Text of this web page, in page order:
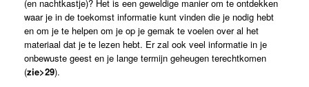
(en nachtkastje)? Het is een geweldige manier om te ontdekken
waar je in de toekomst informatie kunt vinden die je nodig hebt
en om je te helpen om je op je gemak te voelen over al het
materiaal dat je te lezen hebt. Er zal ook veel informatie in je
onbewuste geest en je lange termijn geheugen terechtkomen
(zie>29).